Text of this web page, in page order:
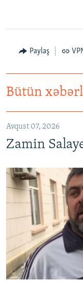
Paylaş
Bütün
Avqust 07, 2026
Zamin